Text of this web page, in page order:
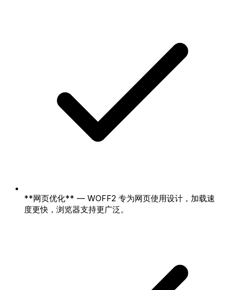
**网页优化** — WOFF2 专为网页使用设计，加载速
度更快，浏览器支持更广泛。